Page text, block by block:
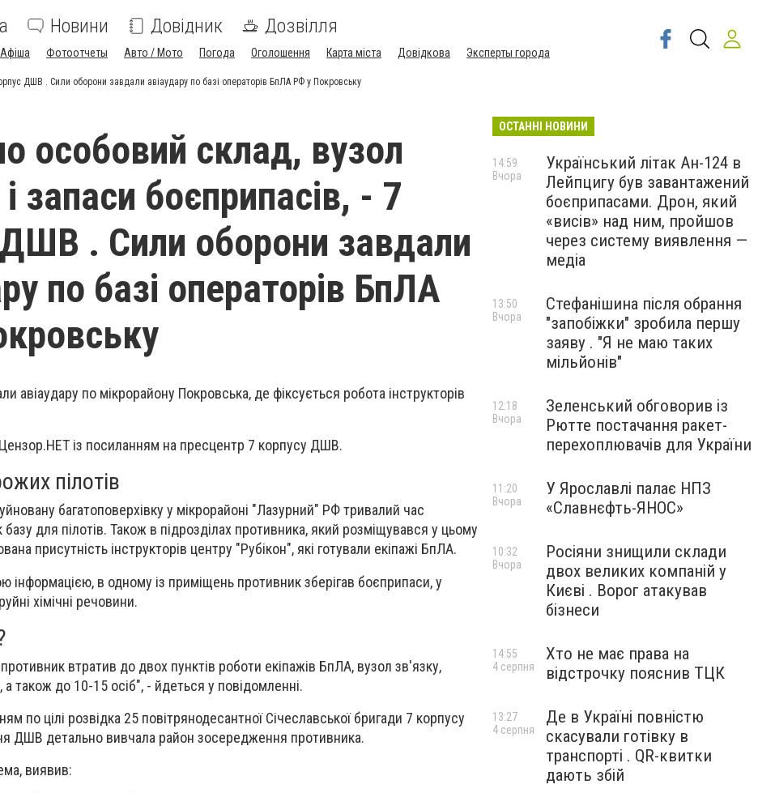
Новини Довідник Дозвілля
Афіша Фотоотчеты Авто / Мото Погода Оголошення Карта міста Довідкова Эксперты города
ДШВ . Сили оборони завдали авіаудару по базі операторів БпЛА РФ у Покровську
особовий склад, вузол
і запаси боєприпасів, - 7
. Сили оборони завдали
по базі операторів БпЛА
авіаудару по мікрорайону Покровська, де фіксується робота інструкторів
із посиланням на пресцентр 7 корпусу ДШВ.
пілотів
багатоповерхівку у мікрорайоні "Лазурний" РФ тривалий час
для пілотів. Також в підрозділах противника, який розміщувався у цьому
присутність інструкторів центру "Рубікон", які готували екіпажі БпЛА.
інформацією, в одному із приміщень противник зберігав боєприпаси, у
хімічні речовини.
втратив до двох пунктів роботи екіпажів БпЛА, вузол зв'язку,
а також до 10-15 осіб", - йдеться у повідомленні.
по цілі розвідка 25 повітрянодесантної Січеславської бригади 7 корпусу
ДШВ детально вивчала район зосередження противника.
виявив:
ОСТАННІ НОВИНИ
Український літак Ан-124 в
Лейпцигу був завантажений
боєприпасами. Дрон, який
«висів» над ним, пройшов
через систему виявлення —
медіа
14:59
Вчора
Стефанішина після обрання
"запобіжки" зробила першу
заяву . "Я не маю таких
мільйонів"
13:50
Вчора
Зеленський обговорив із
Рютте постачання ракет-
перехоплювачів для України
12:18
Вчора
У Ярославлі палає НПЗ
«Славнєфть-ЯНОС»
11:20
Вчора
Росіяни знищили склади
двох великих компаній у
Києві . Ворог атакував
бізнеси
10:32
Вчора
Хто не має права на
відстрочку пояснив ТЦК
14:55
4 серпня
Де в Україні повністю
скасували готівку в
транспорті . QR-квитки
дають збій
13:27
4 серпня